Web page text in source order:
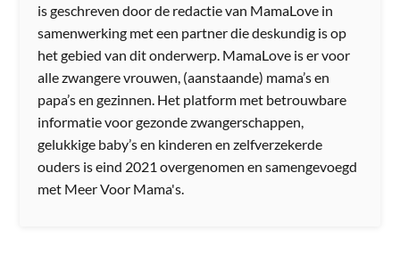
is geschreven door de redactie van MamaLove in
samenwerking met een partner die deskundig is op
het gebied van dit onderwerp. MamaLove is er voor
alle zwangere vrouwen, (aanstaande) mama’s en
papa’s en gezinnen. Het platform met betrouwbare
informatie voor gezonde zwangerschappen,
gelukkige baby’s en kinderen en zelfverzekerde
ouders is eind 2021 overgenomen en samengevoegd
met Meer Voor Mama's.